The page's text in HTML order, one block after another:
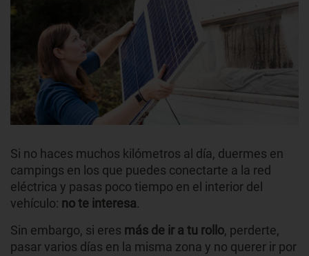
Si no haces muchos kilómetros al día, duermes en
campings en los que puedes conectarte a la red
eléctrica y pasas poco tiempo en el interior del
vehículo: no te interesa.
Sin embargo, si eres más de ir a tu rollo, perderte,
pasar varios días en la misma zona y no querer ir por